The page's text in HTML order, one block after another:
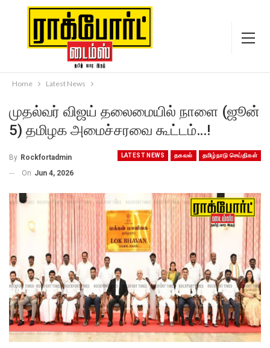
Home Latest News
முதல்வர் விஜய் தலைமையில் நாளை (ஜூன்
5) தமிழக அமைச்சரவை கூட்டம்…!
LATEST NEWS தகவல் தமிழ்நாடு செய்திகள்
By Rockfortadmin
On Jun 4, 2026